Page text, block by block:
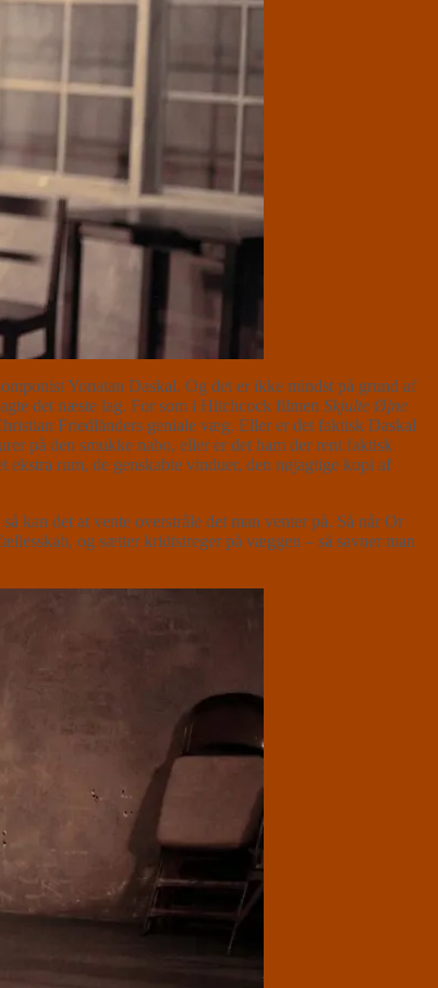
Yonatan Daskal. Og det er ikke mindst på grund af
det næste lag. For som i Hitchcock filmen Skjulte Øjne
Friedländers geniale væg. Eller er det faktisk Daskal
på den smukke nabo, eller er det ham der rent faktisk
ekstra rum, de genskabte vinduer, den nøjagtige kopi af
kan det at vente overstråle det man venter på. Så når Or
og sætter kridtstreger på væggen – så savner man